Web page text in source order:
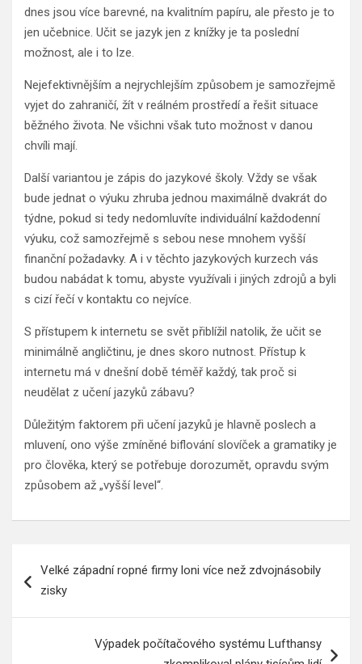
dnes jsou více barevné, na kvalitním papíru, ale přesto je to
jen učebnice. Učit se jazyk jen z knížky je ta poslední
možnost, ale i to lze.
Nejefektivnějším a nejrychlejším způsobem je samozřejmě
vyjet do zahraničí, žít v reálném prostředí a řešit situace
běžného života. Ne všichni však tuto možnost v danou
chvíli mají.
Další variantou je zápis do jazykové školy. Vždy se však
bude jednat o výuku zhruba jednou maximálně dvakrát do
týdne, pokud si tedy nedomluvíte individuální každodenní
výuku, což samozřejmě s sebou nese mnohem vyšší
finanční požadavky. A i v těchto jazykových kurzech vás
budou nabádat k tomu, abyste využívali i jiných zdrojů a byli
s cizí řečí v kontaktu co nejvíce.
S přístupem k internetu se svět přiblížil natolik, že učit se
minimálně angličtinu, je dnes skoro nutnost. Přístup k
internetu má v dnešní době téměř každý, tak proč si
neudělat z učení jazyků zábavu?
Důležitým faktorem při učení jazyků je hlavně poslech a
mluvení, ono výše zmíněné biflování slovíček a gramatiky je
pro člověka, který se potřebuje dorozumět, opravdu svým
způsobem až „vyšší level“.
pro
Velké západní ropné firmy loni více než zdvojnásobily
zisky
Výpadek počítačového systému Lufthansy